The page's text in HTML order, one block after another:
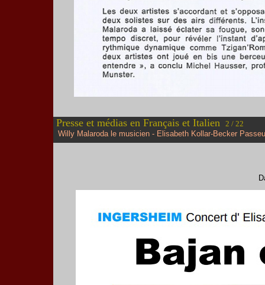
Presse et médias en Français et Italien 2 / 22
Willy Malaroda le musicien - Elisabeth Kollar-Becker